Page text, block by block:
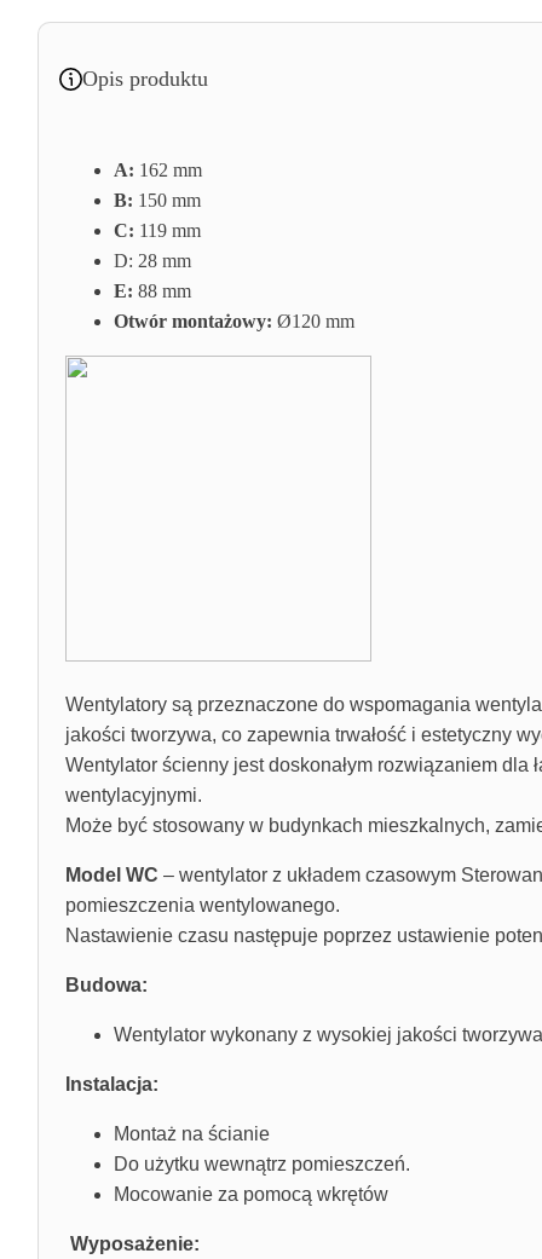
Opis produktu
A: 162 mm
B: 150 mm
C: 119 mm
D: 28 mm
E: 88 mm
Otwór montażowy: Ø120 mm
Wentylatory są przeznaczone do wspomagania
jakości tworzywa, co zapewnia trwałość i estetyczny
Wentylator ścienny jest doskonałym rozwiązaniem
wentylacyjnymi.
Może być stosowany w budynkach mieszkalnych,
Model WC – wentylator z układem czasowym
pomieszczenia wentylowanego.
Nastawienie czasu następuje poprzez ustawienie
Budowa:
Wentylator wykonany z wysokiej jakości tworzywa
Instalacja:
Montaż na ścianie
Do użytku wewnątrz pomieszczeń.
Mocowanie za pomocą wkrętów
Wyposażenie: